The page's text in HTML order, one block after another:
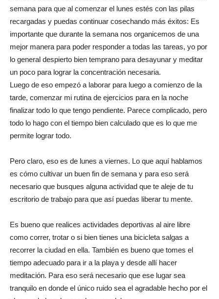
semana para que al comenzar el lunes estés con las pilas
recargadas y puedas continuar cosechando más éxitos: Es
importante que durante la semana nos organicemos de una
mejor manera para poder responder a todas las tareas, yo por
lo general despierto bien temprano para desayunar y meditar
un poco para lograr la concentración necesaria.
Luego de eso empezó a laborar para luego a comienzo de la
tarde, comenzar mi rutina de ejercicios para en la noche
finalizar todo lo que tengo pendiente. Parece complicado, pero
todo lo hago con el tiempo bien calculado que es lo que me
permite lograr todo.
Pero claro, eso es de lunes a viernes. Lo que aquí hablamos
es cómo cultivar un buen fin de semana y para eso será
necesario que busques alguna actividad que te aleje de tu
escritorio de trabajo para que así puedas liberar tu mente.
Es bueno que realices actividades deportivas al aire libre
como correr, trotar o si bien tienes una bicicleta salgas a
recorrer la ciudad en ella. También es bueno que tomes el
tiempo adecuado para ir a la playa y desde allí hacer
meditación. Para eso será necesario que ese lugar sea
tranquilo en donde el único ruido sea el agradable hecho por el